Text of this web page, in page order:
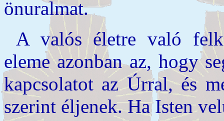
önuralmat.
A valós életre való
eleme azonban az, hogy
kapcsolatot az Úrral, és
szerint éljenek. Ha Isten